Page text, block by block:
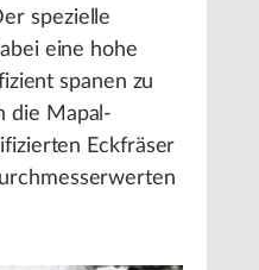
spezielle
eine hohe
spanen zu
die Mapal-
Eckfräser